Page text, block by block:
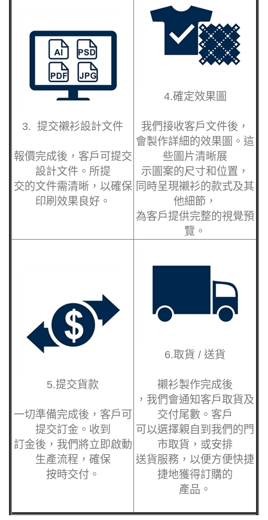
3. 提交襯衫設計文件
報價完成後，客戶可 提交
設計文件。所提
交的文件需清晰，以確保
印刷效果良好。
4.確定效果圖
我們接收客戶文件後 ，
會製作詳細的效果 圖。這
些圖片清晰展
示圖案的尺寸和位置 ，
同時呈現襯衫的款式及其
他細節，
為客戶提供完整的視覺預
覽。
5.提交貨款
一切準備完成後，客戶可
提交訂金。收到
訂金後，我們將立即啟動
生產流程，確保
按時交付。
6.取貨 / 送貨
襯衫製作完成後
，我們會通知客戶取貨及
交付尾數。客戶
可以選擇親自到我們 的門
市取貨，或安排
送貨服務，以便方便快捷
捷地獲得訂購的
產品。